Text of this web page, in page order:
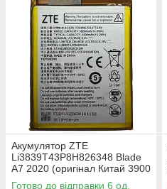
Акумулятор ZTE
Li3839T43P8H826348 Blade
A7 2020 (оригінал Китай 3900
mAh)
Готово до відправки 6 од.